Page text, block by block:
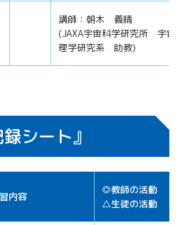
講師：朝木 義晴
(JAXA宇宙科学研究所 宇宙
理学研究系 助教)
シート』
内容
◎教師の活動
△生徒の活動